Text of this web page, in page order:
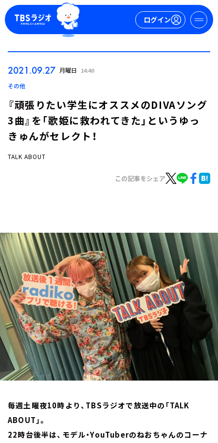
ログイン
イベント・グッズ
YouTube
会社情報
2021.09.27 月曜日 14:40
その他
『頑張りたい学生にオススメのDIVAソング
3曲』を「歌姫に救われてきた」というゆっ
きゅんがセレクト！
TALK ABOUT
この記事をシェア
毎週土曜夜10時より、TBSラジオで放送中の「TALK
ABOUT」。
22時台後半は、モデル・YouTuberのねおちゃんのコーナ